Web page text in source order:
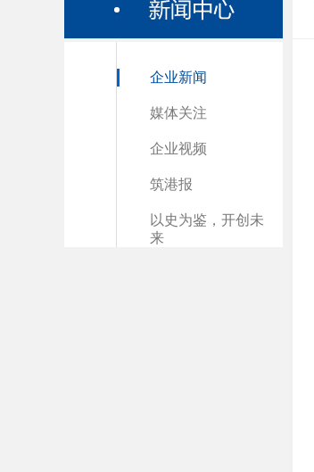
企业新闻
媒体关注
企业视频
筑港报
以史为鉴，开创未
来